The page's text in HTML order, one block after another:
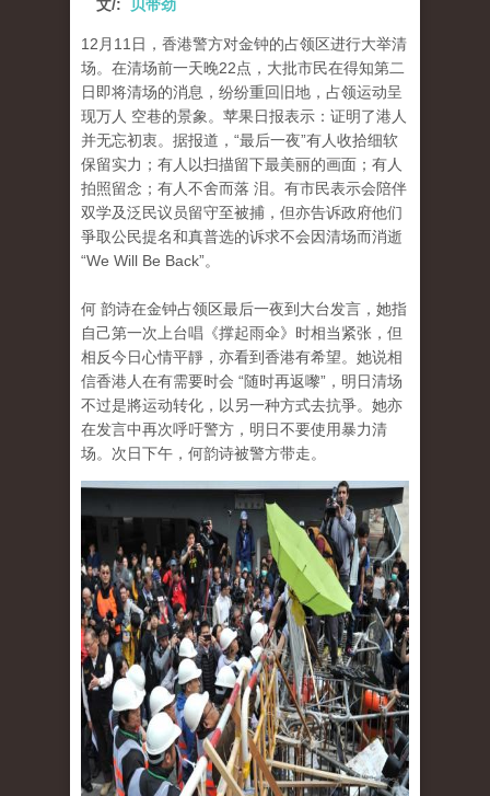
文/: 贝带劲
12月11日，香港警方对金钟的占领区进行大举清
场。在清场前一天晚22点，大批市民在得知第二
日即将清场的消息，纷纷重回旧地，占领运动呈
现万人 空巷的景象。苹果日报表示：证明了港人
并无忘初衷。据报道，“最后一夜”有人收拾细软
保留实力；有人以扫描留下最美丽的画面；有人
拍照留念；有人不舍而落 泪。有市民表示会陪伴
双学及泛民议员留守至被捕，但亦告诉政府他们
爭取公民提名和真普选的诉求不会因清场而消逝
“We Will Be Back”。
何 韵诗在金钟占领区最后一夜到大台发言，她指
自己第一次上台唱《撑起雨伞》时相当紧张，但
相反今日心情平靜，亦看到香港有希望。她说相
信香港人在有需要时会 “随时再返嚟”，明日清场
不过是將运动转化，以另一种方式去抗爭。她亦
在发言中再次呼吁警方，明日不要使用暴力清
场。次日下午，何韵诗被警方带走。